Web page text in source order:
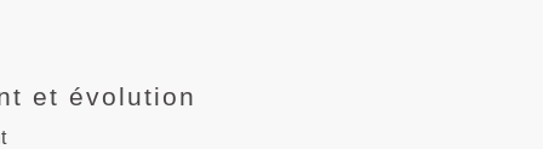
et évolution